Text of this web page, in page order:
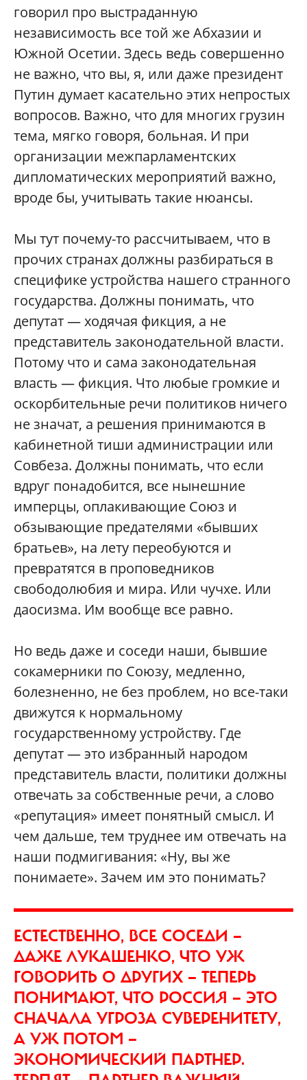
говорил про выстраданную
независимость все той же Абхазии и
Южной Осетии. Здесь ведь совершенно
не важно, что вы, я, или даже президент
Путин думает касательно этих непростых
вопросов. Важно, что для многих грузин
тема, мягко говоря, больная. И при
организации межпарламентских
дипломатических мероприятий важно,
вроде бы, учитывать такие нюансы.
Мы тут почему-то рассчитываем, что в
прочих странах должны разбираться в
специфике устройства нашего странного
государства. Должны понимать, что
депутат — ходячая фикция, а не
представитель законодательной власти.
Потому что и сама законодательная
власть — фикция. Что любые громкие и
оскорбительные речи политиков ничего
не значат, а решения принимаются в
кабинетной тиши администрации или
Совбеза. Должны понимать, что если
вдруг понадобится, все нынешние
имперцы, оплакивающие Союз и
обзывающие предателями «бывших
братьев», на лету переобуются и
превратятся в проповедников
свободолюбия и мира. Или чучхе. Или
даосизма. Им вообще все равно.
Но ведь даже и соседи наши, бывшие
сокамерники по Союзу, медленно,
болезненно, не без проблем, но все-таки
движутся к нормальному
государственному устройству. Где
депутат — это избранный народом
представитель власти, политики должны
отвечать за собственные речи, а слово
«репутация» имеет понятный смысл. И
чем дальше, тем труднее им отвечать на
наши подмигивания: «Ну, вы же
понимаете». Зачем им это понимать?
ЕСТЕСТВЕННО, ВСЕ СОСЕДИ —
ДАЖЕ ЛУКАШЕНКО, ЧТО УЖ
ГОВОРИТЬ О ДРУГИХ — ТЕПЕРЬ
ПОНИМАЮТ, ЧТО РОССИЯ — ЭТО
СНАЧАЛА УГРОЗА СУВЕРЕНИТЕТУ,
А УЖ ПОТОМ —
ЭКОНОМИЧЕСКИЙ ПАРТНЕР.